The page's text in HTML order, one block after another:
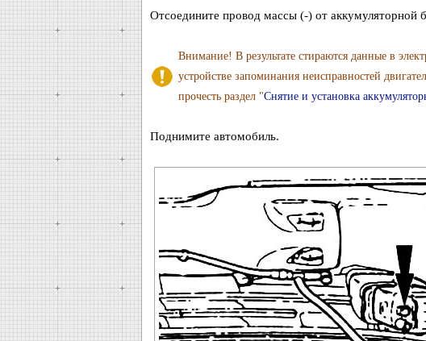
Отсоедините провод массы (-) от аккумуляторной
Внимание! В результате стираются данные в
устройстве запоминания неисправностей
прочесть раздел "Снятие и установка
Поднимите автомобиль.